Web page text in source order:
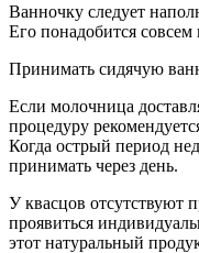
Ванночку следует
Его понадобится
Принимать сидячую
Если молочница
процедуру
Когда острый период
принимать через день.
У квасцов отсутствуют
проявиться
этот натуральный